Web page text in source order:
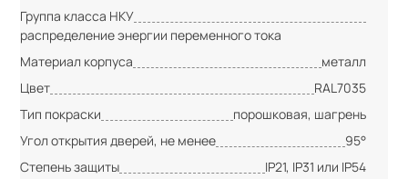
Группа класса НКУ
распределение энергии переменного тока
Материал корпуса
металл
Цвет
RAL7035
Тип покраски
порошковая, шагрень
Угол открытия дверей, не менее
95°
Степень защиты
IP21, IP31 или IP54